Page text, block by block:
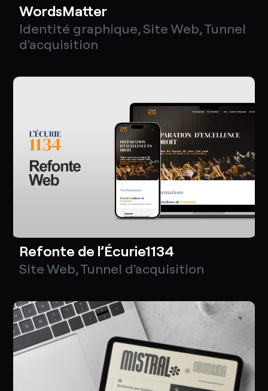
WordsMatter
Identité graphique,Site Web,Tunnel
d'acquisition
Refonte de l’Écurie1134
Site Web,Tunnel d'acquisition